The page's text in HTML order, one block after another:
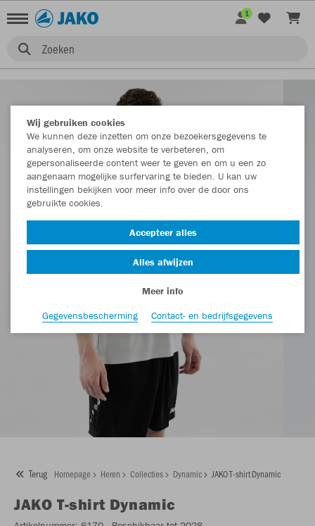
Zoeken
1
Terug Homepage Heren Collecties Dynamic JAKO T-shirt Dynamic
JAKO T-shirt Dynamic
Wij gebruiken cookies
We kunnen deze inzetten om onze bezoekersgegevens te
analyseren, om onze website te verbeteren, om
gepersonaliseerde content weer te geven en om u een zo
aangenaam mogelijke surfervaring te bieden. U kan uw
instellingen bekijken voor meer info over de door ons
gebruikte cookies.
Accepteer alles
Alles afwijzen
Meer info
Gegevensbescherming
Contact- en bedrijfsgegevens